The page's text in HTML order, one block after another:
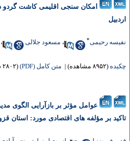
امکان سنجی اقلیمی کاشت گردو در
رحیمی ،مسعود جلالی ،
(۸۹۵۲ مشاهده) | متن کامل (PDF) (۲۸۰۲ دریافت)
عوامل مؤثر بر بازآرایی الگوی
بر مؤلفه های اقتصادی مورد: استان